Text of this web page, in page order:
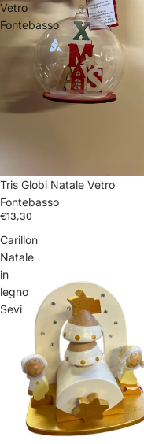
Vetro
Fontebasso
Tris Globi Natale Vetro
Fontebasso
€13,30
Carillon
Natale
in
legno
Sevi